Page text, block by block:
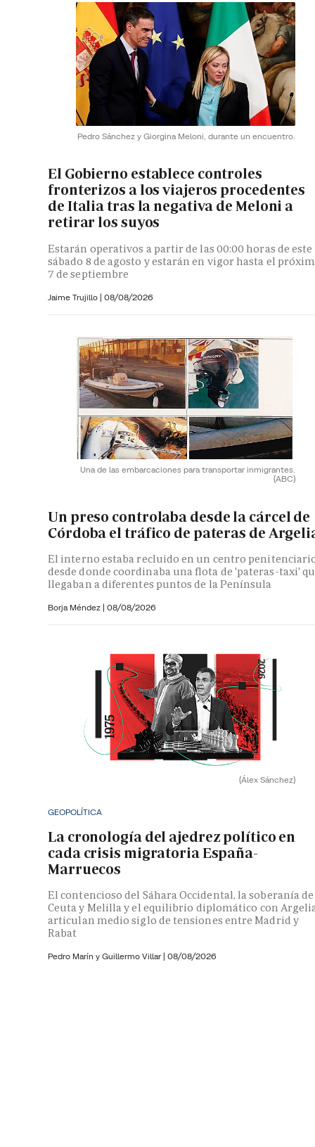
Pedro Sánchez y Giorgina Meloni, durante un encuentro.
El Gobierno establece controles
fronterizos a los viajeros procedentes
de Italia tras la negativa de Meloni a
retirar los suyos
Estarán operativos a partir de las 00:00 horas de este
sábado 8 de agosto y estarán en vigor hasta el
7 de septiembre
Jaime Trujillo | 08/08/2026
Una de las embarcaciones para transportar inmigrantes.
(ABC)
Un preso controlaba desde la cárcel de
Córdoba el tráfico de pateras de
El interno estaba recluido en un centro
desde donde coordinaba una flota de 'pateras-taxi'
llegaban a diferentes puntos de la Península
Borja Méndez | 08/08/2026
(Álex Sánchez)
GEOPOLÍTICA
La cronología del ajedrez político en
cada crisis migratoria España-
Marruecos
El contencioso del Sáhara Occidental, la soberanía de
Ceuta y Melilla y el equilibrio diplomático con
articulan medio siglo de tensiones entre Madrid y
Rabat
Pedro Marín y Guillermo Villar | 08/08/2026